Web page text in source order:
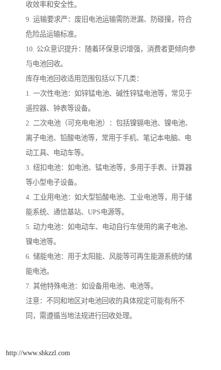
收效率和安全性。
9. 运输要求严：废旧电池运输需防泄漏、防碰撞，符合
危险品运输标准。
10. 公众意识提升：随着环保意识增强，消费者更倾向参
与电池回收。
库存电池回收适用范围包括以下几类：
1. 一次性电池：如锌锰电池、碱性锌锰电池等，常见于
遥控器、钟表等设备。
2. 二次电池（可充电电池）：包括镍镉电池、镍电池、
离子电池、铅酸电池等，常用于手机、笔记本电脑、电
动工具、电动车等。
3. 纽扣电池：如电池、锰电池等，多用于手表、计算器
等小型电子设备。
4. 工业用电池：如大型铅酸电池、工业电池等，用于储
能系统、通信基站、UPS电源等。
5. 动力电池：如电动车、电动自行车使用的离子电池、
镍电池等。
6. 储能电池：用于太阳能、风能等可再生能源系统的储
能电池。
7. 其他特殊电池：如设备用电池、电池等。
注意：不同和地区对电池回收的具体规定可能有所不
同，需遵循当地法规进行回收处理。
http://www.shkzzl.com